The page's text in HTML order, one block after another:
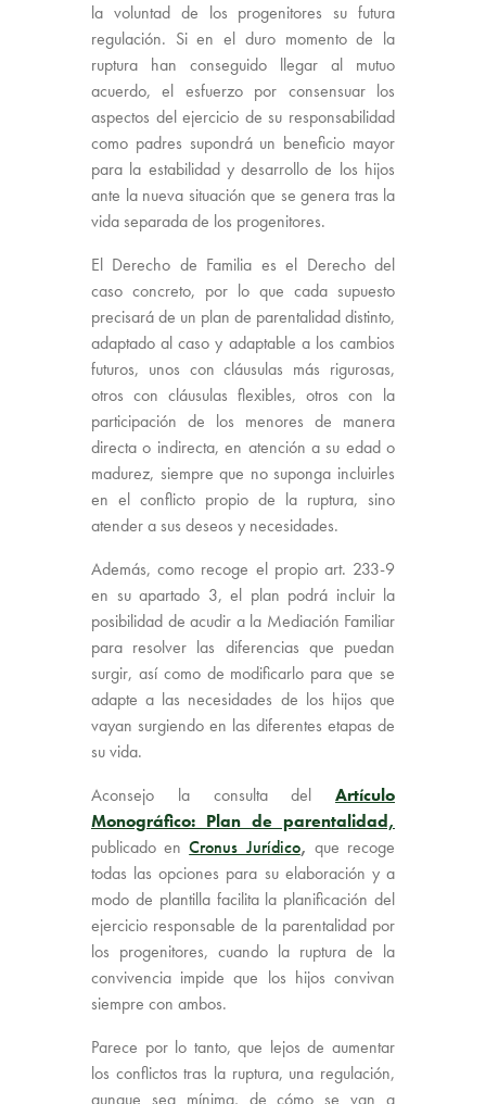
la voluntad de los progenitores su futura
regulación. Si en el duro momento de la
ruptura han conseguido llegar al mutuo
acuerdo, el esfuerzo por consensuar los
aspectos del ejercicio de su responsabilidad
como padres supondrá un beneficio mayor
para la estabilidad y desarrollo de los hijos
ante la nueva situación que se genera tras la
vida separada de los progenitores.
El Derecho de Familia es el Derecho del
caso concreto, por lo que cada supuesto
precisará de un plan de parentalidad distinto,
adaptado al caso y adaptable a los cambios
futuros, unos con cláusulas más rigurosas,
otros con cláusulas flexibles, otros con la
participación de los menores de manera
directa o indirecta, en atención a su edad o
madurez, siempre que no suponga incluirles
en el conflicto propio de la ruptura, sino
atender a sus deseos y necesidades.
Además, como recoge el propio art. 233-9
en su apartado 3, el plan podrá incluir la
posibilidad de acudir a la Mediación Familiar
para resolver las diferencias que puedan
surgir, así como de modificarlo para que se
adapte a las necesidades de los hijos que
vayan surgiendo en las diferentes etapas de
su vida.
Aconsejo la consulta del Artículo
Monográfico: Plan de parentalidad,
publicado enCronus Jurídico, que recoge
todas las opciones para su elaboración y a
modo de plantilla facilita la planificación del
ejercicio responsable de la parentalidad por
los progenitores, cuando la ruptura de la
convivencia impide que los hijos convivan
siempre con ambos.
Parece por lo tanto, que lejos de aumentar
los conflictos tras la ruptura, una regulación,
aunque sea mínima, de cómo se van a